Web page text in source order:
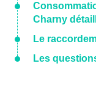
Charny
Le
Les